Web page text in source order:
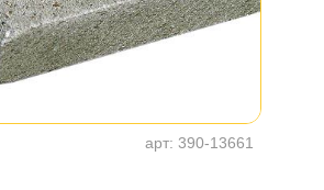
арт: 390-13661